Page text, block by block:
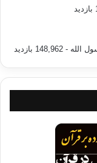
الله - 148,962 بازدید